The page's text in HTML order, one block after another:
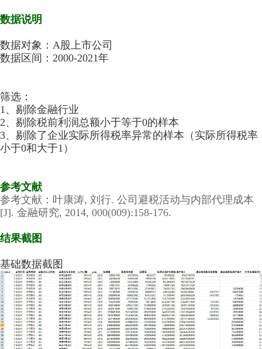
数据说明
数据对象：A股上市公司
数据区间：2000-2021年
筛选：
1、剔除金融行业
2、剔除税前利润总额小于等于0的样本
3、剔除了企业实际所得税率异常的样本（实际所得税率
小于0和大于1）
参考文献
参考文献： 叶康涛, 刘行. 公司避税活动与内部代理成本
[J]. 金融研究, 2014, 000(009):158-176.
结果截图
基础数据截图